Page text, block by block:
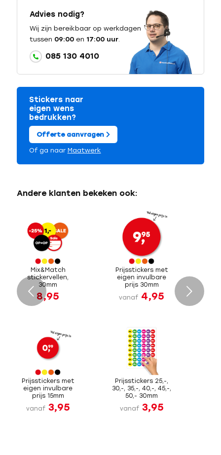
Advies nodig?
Wij zijn bereikbaar op werkdagen
tussen 09:00en 17:00 uur.
085 130 4010
Stickers naar
eigen wens
bedrukken?
Offerte aanvragen
Of ga naar Maatwerk
Andere klanten bekeken ook:
Mix&Match
stickervellen,
30mm
8,95
Prijsstickers met
eigen invulbare
prijs 30mm
vanaf 4,95
Prijsstickers met
eigen invulbare
prijs 15mm
vanaf 3,95
Prijsstickers 25,-,
30,-, 35,-, 40,-, 45,-,
50,- 30mm
vanaf 3,95
Volgende